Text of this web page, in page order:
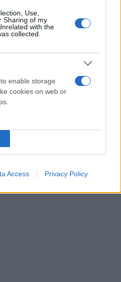
Use,
Sharing of my
with the
collected.
enable storage
cookies on web or
Access Privacy Policy
της εταιρείας
το 2022.
της εταιρείας έως το 2028,
και 50
τοποθετήθηκε από την